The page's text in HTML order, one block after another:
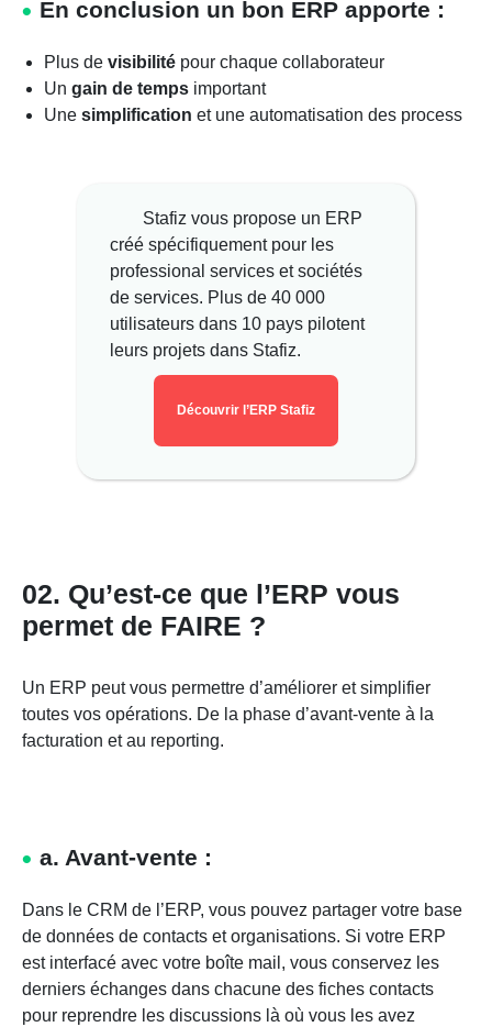
En conclusion un bon ERP apporte :
Plus de visibilité pour chaque collaborateur
Un gain de temps important
Une simplification et une automatisation des process
Stafiz vous propose un ERP
créé spécifiquement pour les
professional services et sociétés
de services. Plus de 40 000
utilisateurs dans 10 pays pilotent
leurs projets dans Stafiz.
Découvrir l’ERP Stafiz
02. Qu’est-ce que l’ERP vous
permet de FAIRE ?
Un ERP peut vous permettre d’améliorer et simplifier
toutes vos opérations. De la phase d’avant-vente à la
facturation et au reporting.
a. Avant-vente :
Dans le CRM de l’ERP, vous pouvez partager votre base
de données de contacts et organisations. Si votre ERP
est interfacé avec votre boîte mail, vous conservez les
derniers échanges dans chacune des fiches contacts
pour reprendre les discussions là où vous les avez